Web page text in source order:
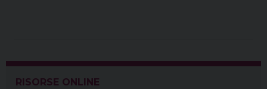
RISORSE ONLINE